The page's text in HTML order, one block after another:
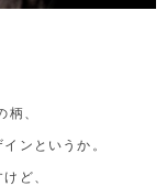
柄、
ンというか。
ど、